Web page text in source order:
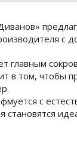
с
главным
в том, чтобы
с
становятся